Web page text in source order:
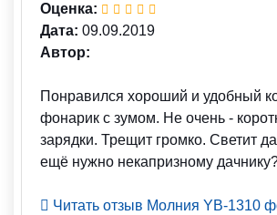
Оценка:
Дата: 09.09.2019
Автор:
Понравился хороший и удобный
фонарик с зумом. Не очень -
зарядки. Трещит громко. Светит
ещё нужно некапризному
Читать отзыв Молния YB-1310